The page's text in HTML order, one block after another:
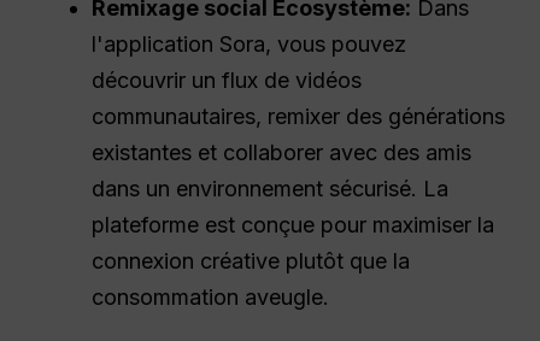
Remixage social Écosystème: Dans
l'application Sora, vous pouvez
découvrir un flux de vidéos
communautaires, remixer des générations
existantes et collaborer avec des amis
dans un environnement sécurisé. La
plateforme est conçue pour maximiser la
connexion créative plutôt que la
consommation aveugle.